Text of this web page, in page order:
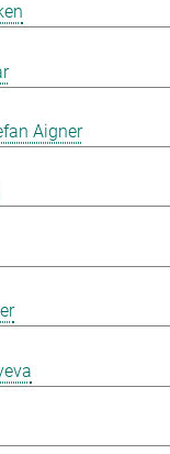
Aigner